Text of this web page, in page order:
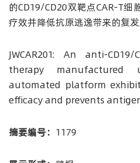
的CD19/CD20双靶点CAR-T细
疗效并降低抗原逃逸带来的复
JWCAR201: An anti-
therapy
automated platform
efficacy and prevents
摘要编号： 1179